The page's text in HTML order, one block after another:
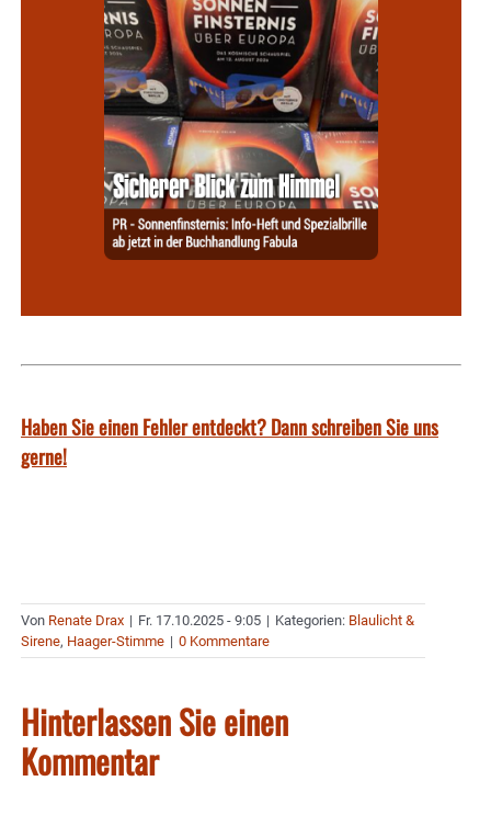
Haben Sie einen Fehler entdeckt? Dann schreiben Sie uns
gerne!
Von Renate Drax | Fr. 17.10.2025 - 9:05 | Kategorien: Blaulicht &
Sirene, Haager-Stimme | 0 Kommentare
Hinterlassen Sie einen
Kommentar